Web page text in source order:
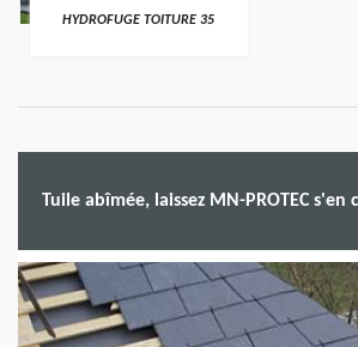
HYDROFUGE TOITURE 35
Tuile abîmée, laissez MN-PROTEC s'en